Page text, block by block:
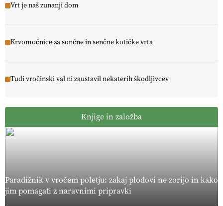
Vrt je naš zunanji dom
Krvomočnice za sončne in senčne kotičke vrta
Tudi vročinski val ni zaustavil nekaterih škodljivcev
Knjige in založba
Paradižnik v vročem poletju: zakaj plodovi ne zorijo in kako
jim pomagati z naravnimi pripravki